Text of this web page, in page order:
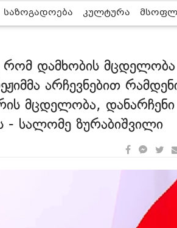
საზოგადოება კულტურა
რომ დამხობის მცდელობა
არჩევნებით
მცდელობა, დანარჩენი
- სალომე ზურაბიშვილი